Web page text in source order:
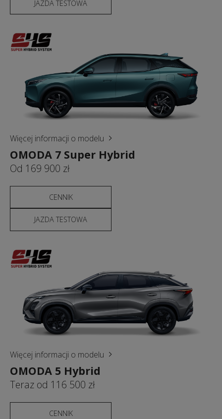
JAZDA TESTOWA
Więcej informacji o modelu
OMODA 7 Super Hybrid
Od 169 900 zł
CENNIK
JAZDA TESTOWA
Więcej informacji o modelu
OMODA 5 Hybrid
Teraz od 116 500 zł
CENNIK